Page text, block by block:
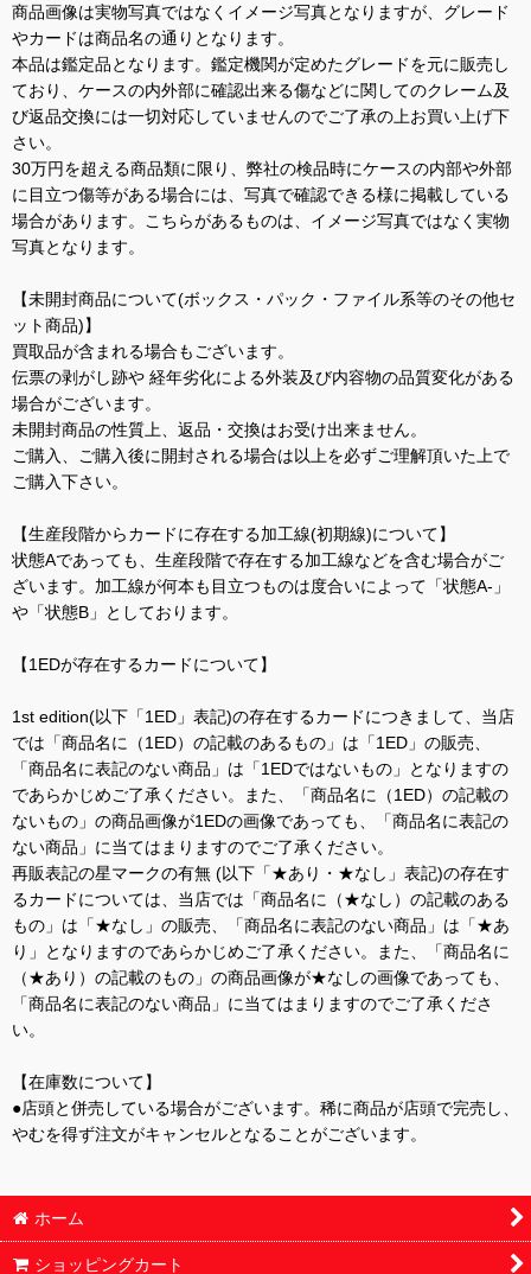
商品画像は実物写真ではなくイメージ写真となりますが、グレード
やカードは商品名の通りとなります。
本品は鑑定品となります。鑑定機関が定めたグレードを元に販売し
ており、ケースの内外部に確認出来る傷などに関してのクレーム及
び返品交換には一切対応していませんのでご了承の上お買い上げ下
さい。
30万円を超える商品類に限り、弊社の検品時にケースの内部や外部
に目立つ傷等がある場合には、写真で確認できる様に掲載している
場合があります。こちらがあるものは、イメージ写真ではなく実物
写真となります。
【未開封商品について(ボックス・パック・ファイル系等のその他セ
ット商品)】
買取品が含まれる場合もございます。
伝票の剥がし跡や 経年劣化による外装及び内容物の品質変化がある
場合がございます。
未開封商品の性質上、返品・交換はお受け出来ません。
ご購入、ご購入後に開封される場合は以上を必ずご理解頂いた上で
ご購入下さい。
【生産段階からカードに存在する加工線(初期線)について】
状態Aであっても、生産段階で存在する加工線などを含む場合がご
ざいます。加工線が何本も目立つものは度合いによって「状態A-」
や「状態B」としております。
【1EDが存在するカードについて】
1st edition(以下「1ED」表記)の存在するカードにつきまして、当店
では「商品名に（1ED）の記載のあるもの」は「1ED」の販売、
「商品名に表記のない商品」は「1EDではないもの」となりますの
であらかじめご了承ください。また、「商品名に（1ED）の記載の
ないもの」の商品画像が1EDの画像であっても、「商品名に表記の
ない商品」に当てはまりますのでご了承ください。
再販表記の星マークの有無 (以下「★あり・★なし」表記)の存在す
るカードについては、当店では「商品名に（★なし）の記載のある
もの」は「★なし」の販売、「商品名に表記のない商品」は「★あ
り」となりますのであらかじめご了承ください。また、「商品名に
（★あり）の記載のもの」の商品画像が★なしの画像であっても、
「商品名に表記のない商品」に当てはまりますのでご了承くださ
い。
【在庫数について】
●店頭と併売している場合がございます。稀に商品が店頭で完売し、
やむを得ず注文がキャンセルとなることがございます。
ホーム
ショッピングカート